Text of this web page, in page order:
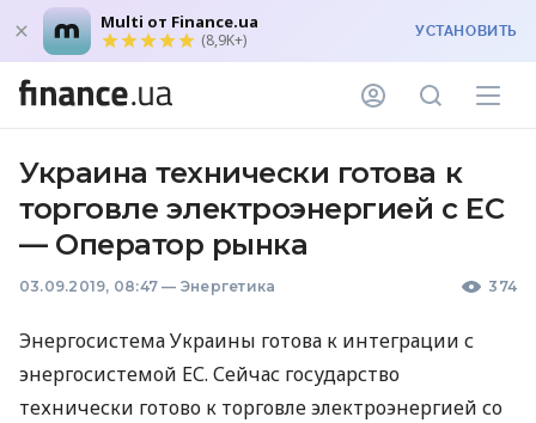
Multi от Finance.ua
(8,9K+) УСТАНОВИТЬ
Украина технически готова к
торговле электроэнергией с ЕС
— Оператор рынка
03.09.2019, 08:47 — Энергетика 374
Энергосистема Украины готова к интеграции с
энергосистемой ЕС. Сейчас государство
технически готово к торговле электроэнергией со